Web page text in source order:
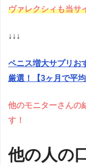
ヴァレクシィも当サ
↓↓↓
ペニス増大サプリお
厳選！【3ヶ月で平
他のモニターさんの
す！
他の人の